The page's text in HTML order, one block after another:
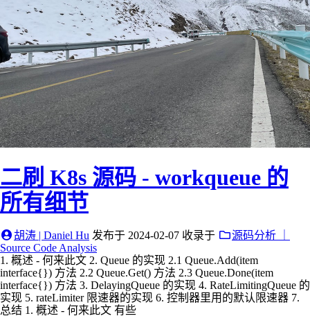
二刷 K8s 源码 - workqueue 的
所有细节
胡涛 | Daniel Hu 发布于 2024-02-07 收录于
源码分析 ｜
Source Code Analysis
1. 概述 - 何来此文 2. Queue 的实现 2.1 Queue.Add(item
interface{}) 方法 2.2 Queue.Get() 方法 2.3 Queue.Done(item
interface{}) 方法 3. DelayingQueue 的实现 4. RateLimitingQueue 的
实现 5. rateLimiter 限速器的实现 6. 控制器里用的默认限速器 7.
总结 1. 概述 - 何来此文 有些